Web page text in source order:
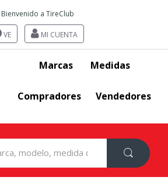
Bienvenido a TireClub
VE MI CUENTA
Marcas Medidas
Compradores Vendedores